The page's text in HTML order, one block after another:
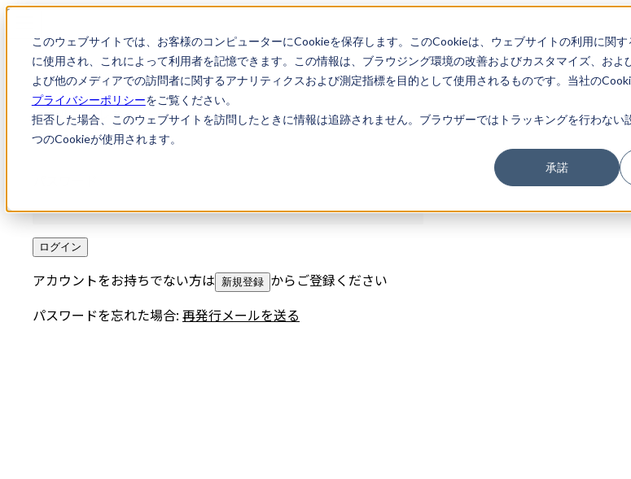
このウェブサイトでは、お客様のコンピューターにCookieを保存します。このCookieは、ウェブサイトの利用に関
に使用され、これによって利用者を記憶できます。この情報は、ブラウジング環境の改善およびカスタマイズ、およ
よび他のメディアでの訪問者に関するアナリティクスおよび測定指標を目的として使用されるものです。当社の
プライバシーポリシーをご覧ください。
拒否した場合、このウェブサイトを訪問したときに情報は追跡されません。ブラウザーではトラッキングを行わない
つのCookieが使用されます。
承諾
ログイン
メールアドレス
ログイン
アカウントをお持ちでない方は 新規登録 からご登録ください
パスワードを忘れた場合: 再発行メールを送る